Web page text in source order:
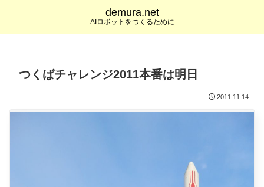
demura.net
AIロボットをつくるために
つくばチャレンジ2011本番は明日
2011.11.14